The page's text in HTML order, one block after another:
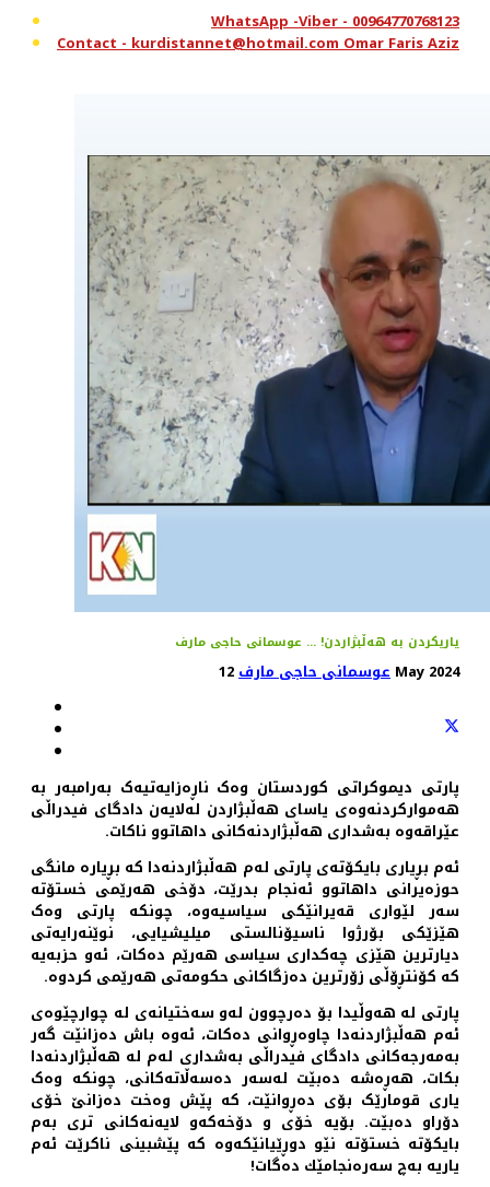
WhatsApp -Viber - 00964770768123
Contact - kurdistannet@hotmail.com Omar Faris Aziz
یاریکردن بە هەڵبژاردن! ... عوسمانی حاجی مارف
عوسمانی حاجی مارف 12 May 2024
پارتی دیموکراتی کوردستان وەک ناڕەزایەتیەک بەرامبەر بە
هەموارکردنەوەی یاسای هەڵبژاردن لەلایەن دادگای فیدراڵی
عێراقەوە بەشداری هەڵبژاردنەکانی داهاتوو ناکات.
ئەم بڕیاری بایکۆتەی پارتی لەم هەڵبژاردنەدا کە بڕیارە مانگی
حوزەیرانی داهاتوو ئەنجام بدرێت، دۆخی هەرێمی خستۆتە
سەر لێواری قەیرانێکی سیاسیەوە، چونکە پارتی وەک
هێزێکی بۆرژوا ناسیۆنالستی میلیشیایی، نوێنەرایەتی
دیارترین هێزی چەکداری سیاسی هەرێم دەکات، ئەو حزبەیە
کە کۆنتڕۆڵی زۆرترین دەزگاکانی حکومەتی هەرێمی کردوە.
پارتی لە هەوڵیدا بۆ دەرچوون لەو سەختیانەی لە چوارچێوەی
ئەم هەڵبژاردنەدا چاوەڕوانی دەکات، ئەوە باش دەزانێت گەر
بەمەرجەکانی دادگای فیدراڵی بەشداری لەم لە هەڵبژاردنەدا
بکات، هەڕەشە دەبێت لەسەر دەسەڵاتەکانی، چونکە وەک
یاری قومارێک بۆی دەڕوانێت، کە پێش وەخت دەزانێ خۆی
دۆراو دەبێت. بۆیە خۆی و دۆخەکەو لایەنەکانی تری بەم
بایکۆتە خستۆتە نێو دوڕێیانێکەوە کە پێشبینی ناکرێت ئەم
یاریە بەچ سەرەنجامێك دەگات!